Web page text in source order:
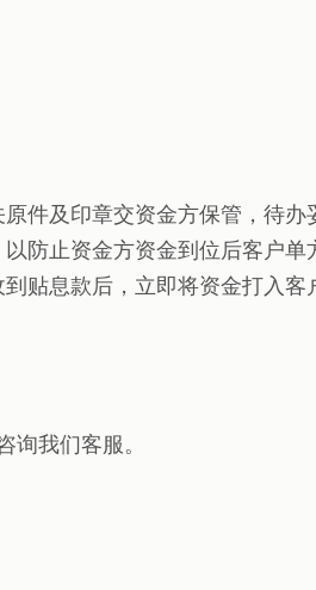
件及印章交资金方保管，待办
防止资金方资金到位后客户单
贴息款后，立即将资金打入客
询我们客服。